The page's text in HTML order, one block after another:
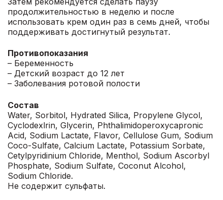
продолжительностью в неделю и после
использовать крем один раз в семь дней, чтобы
поддерживать достигнутый результат.
Противопоказания
– Беременность
– Детский возраст до 12 лет
– Заболевания ротовой полости
Состав
Water, Sorbitol, Hydrated Silica, Propylene Glycol,
Cyclodexlrin, Glycerin, Phthalimidoperoxycapronic
Acid, Sodium Lactate, Flavor, Cellulose Gum, Sodium
Coco-Sulfate, Calcium Lactate, Potassium Sorbate,
Cetylpyridinium Chloride, Menthol, Sodium Ascorbyl
Phosphate, Sodium Sulfate, Coconut Alcohol,
Sodium Chloride.
Не содержит сульфаты.